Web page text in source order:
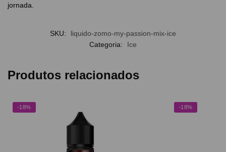
jornada.
SKU:
liquido-zomo-my-passion-mix-ice
Categoria:
Ice
Produtos relacionados
-18% -18%